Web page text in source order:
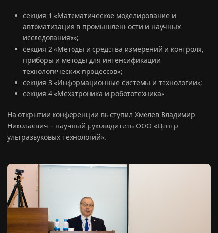
секция 1 «Математическое моделирование и
автоматизация в промышленности и научных
исследованиях»;
секция 2 «Методы и средства измерений и контроля,
приборы и методы для интенсификации
технологических процессов»;
секция 3 «Информационные системы и технологии»;
секция 4 «Мехатроника и робототехника»
На открытии конференции выступил Хмелев Владимир
Николаевич – научный руководитель ООО «Центр
ультразвуковых технологий».